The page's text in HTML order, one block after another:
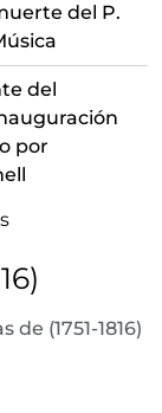
del P.
del
por
de (1751-1816)